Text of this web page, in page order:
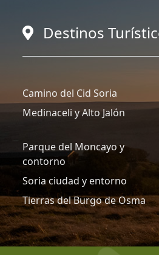
Destinos
Camino del Cid Soria
Medinaceli y Alto Jalón
Parque del Moncayo y
contorno
Soria ciudad y entorno
Tierras del Burgo de Osma